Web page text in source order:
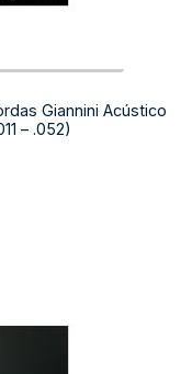
Giannini Acústico
– .052)